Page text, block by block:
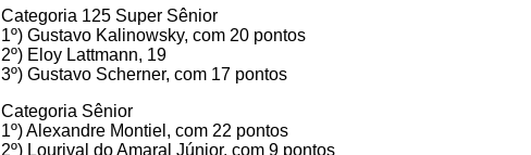
Categoria 125 Super Sênior
1º) Gustavo Kalinowsky, com 20 pontos
2º) Eloy Lattmann, 19
3º) Gustavo Scherner, com 17 pontos
Categoria Sênior
1º) Alexandre Montiel, com 22 pontos
2º) Lourival do Amaral Júnior, com 9 pontos